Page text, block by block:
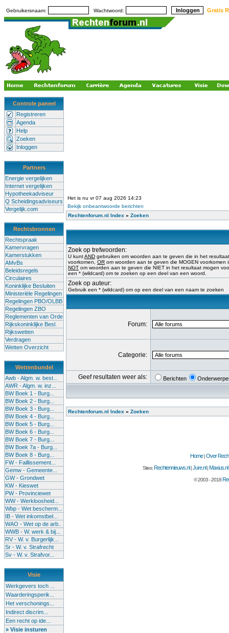
Gebruikersnaam: Wachtwoord: Gratis
Controle paneel
Registreren
Agenda
Help
Zoeken
Inloggen
Partners
Energie vergelijken
Internet vergelijken
Hypotheekadviseur
Q Scheidingsadviseurs
Vergelijk.com
Rechtsbronnen
Rechtspraak
Kamervragen
Kamerstukken
AMvBs
Beleidsregels
Circulaires
Koninklijke Besluiten
Ministeriële Regelingen
Regelingen PBO/OLBB
Regelingen ZBO
Reglementen van Orde
Rijkskoninklijke Besl.
Rijkswetten
Verdragen
Wetten Overzicht
Wettenbundel
Awb - Algm. w. best...
AWR - Algm. w. inz...
BW Boek 1 - Burg...
BW Boek 2 - Burg...
BW Boek 3 - Burg...
BW Boek 4 - Burg...
BW Boek 5 - Burg...
BW Boek 6 - Burg...
BW Boek 7 - Burg...
BW Boek 7a - Burg...
BW Boek 8 - Burg...
FW - Faillissement...
Gemw - Gemeente...
GW - Grondwet
KW - Kieswet
PW - Provinciewet
WW - Werkloosheid...
Wbp - Wet bescherm...
IB - Wet inkomstbel...
WAO - Wet op de arb..
WWB - W. werk & bij...
RV - W. v. Burgerlijk...
Sr - W. v. Strafrecht
Sv - W. v. Strafvor...
Visie
Werkgevers toch ...
Waarderingsperik...
Het verschonings...
Indirect discrim...
Een recht op ide...
» Visie insturen
Het is nu vr 07 aug 2026 14:23
Bekijk onbeantwoorde berichten
Rechtenforum.nl Index » Zoeken
Zoek op trefwoorden:
U kuntAND gebruiken om woorden aan te geven die in het
voorkomen, OR om woorden aan te geven die MOGEN voorkomen
NOT om woorden aan te geven die NIET in het resultaat mogen
een * (wildcard) om te zoeken op een deel van een woord.
Zoek op auteur:
Gebruik een * (wildcard) om op een deel van een naam te zoeken
Forum:
Categorie:
Geef resultaten weer als: Berichten
Rechtenforum.nl Index » Zoeken
Home|Over
Sites:Rechtennieuws.nl |Jure.nl |Maxius.nl
© 2003 - 2018